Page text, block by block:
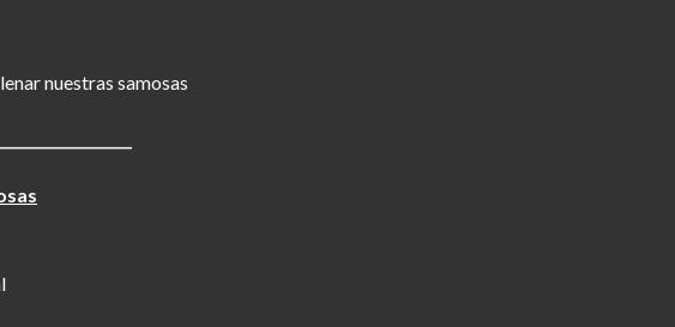
nuestras samosas